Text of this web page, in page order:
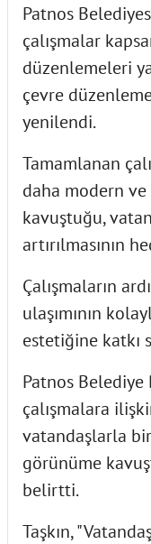
Patnos
çalışmalar
düzenlemeleri
çevre
yenilendi.
Tamamlanan
daha modern
kavuştuğu,
artırılmasının
Çalışmaların
ulaşımının
estetiğine katkı
Patnos Belediye
çalışmalara
vatandaşlarla
görünüme
belirtti.
Taşkın,